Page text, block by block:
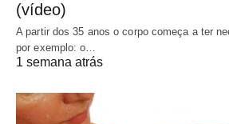
(vídeo)
A partir dos 35 anos o corpo começa a ter
por exemplo: o…
1 semana atrás